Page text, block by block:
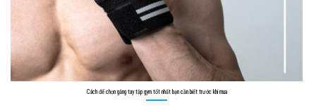
Cách để chọn găng tay tập gym tốt nhất bạn cần biết trước khi mua